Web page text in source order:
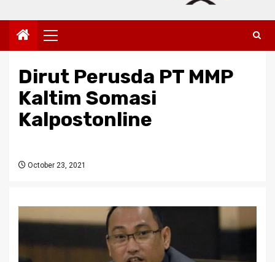
Primary
Menu
Dirut Perusda PT MMP
Kaltim Somasi
Kalpostonline
October 23, 2021